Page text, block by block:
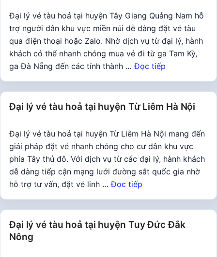
Đại lý vé tàu hoả tại huyện Tây Giang Quảng Nam hỗ
trợ người dân khu vực miền núi dễ dàng đặt vé tàu
qua điện thoại hoặc Zalo. Nhờ dịch vụ từ đại lý, hành
khách có thể nhanh chóng mua vé đi từ ga Tam Kỳ,
ga Đà Nẵng đến các tỉnh thành …Đọc tiếp
Đại lý vé tàu hoả tại huyện Từ Liêm Hà Nội
Đại lý vé tàu hoả tại huyện Từ Liêm Hà Nội mang đến
giải pháp đặt vé nhanh chóng cho cư dân khu vực
phía Tây thủ đô. Với dịch vụ từ các đại lý, hành khách
dễ dàng tiếp cận mạng lưới đường sắt quốc gia nhờ
hỗ trợ tư vấn, đặt vé linh …Đọc tiếp
Đại lý vé tàu hoả tại huyện Tuy Đức Đắk
Nông